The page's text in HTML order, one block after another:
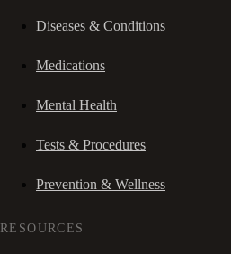
Diseases & Conditions
Medications
Mental Health
Tests & Procedures
Prevention & Wellness
RESOURCES